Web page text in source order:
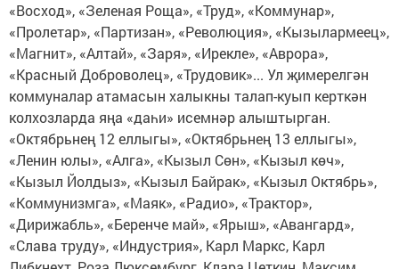
«Восход», «Зеленая Роща», «Труд», «Коммунар»,
«Пролетар», «Партизан», «Революция», «Кызылармеец»,
«Магнит», «Алтай», «Заря», «Ирекле», «Аврора»,
«Красный Доброволец», «Трудовик»... Ул җимерелгән
коммуналар атамасын халыкны талап-куып керткән
колхозларда яңа «даһи» исемнәр алыштырган.
«Октябрьнең 12 еллыгы», «Октябрьнең 13 еллыгы»,
«Ленин юлы», «Алга», «Кызыл Сөн», «Кызыл көч»,
«Кызыл Йолдыз», «Кызыл Байрак», «Кызыл Октябрь»,
«Коммунизмга», «Маяк», «Радио», «Трактор»,
«Дирижабль», «Беренче май», «Ярыш», «Авангард»,
«Слава труду», «Индустрия», Карл Маркс, Карл